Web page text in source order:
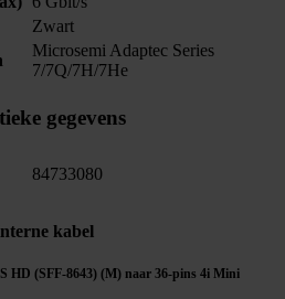
Zwart
Microsemi Adaptec Series
7/7Q/7H/7He
gegevens
84733080
kabel
HD (SFF-8643) (M) naar 36-pins 4i Mini